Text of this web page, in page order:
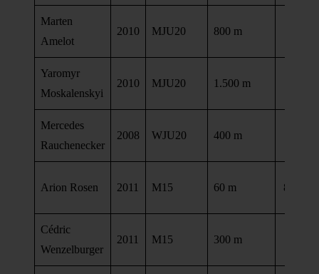
Marten
Amelot
2010 MJU20 800 m
Yaromyr
Moskalenskyi
2010 MJU20 1.500 m
Mercedes
Rauchenecker
2008 WJU20 400 m
Arion Rosen 2011 M15 60 m 8,29
Cédric
Wenzelburger
2011 M15 300 m